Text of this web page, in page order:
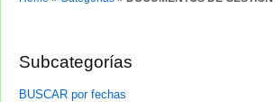
Subcategorías
BUSCAR por fechas